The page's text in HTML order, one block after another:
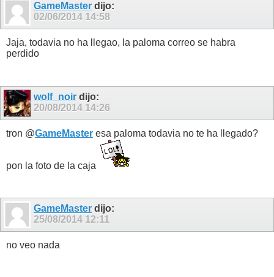
GameMaster dijo:
02/06/2014 14:58
Jaja, todavia no ha llegao, la paloma correo se habra
perdido
wolf_noir dijo:
20/08/2014 14:26
tron @GameMaster esa paloma todavia no te ha llegado?
pon la foto de la caja
GameMaster dijo:
25/08/2014 12:11
no veo nada